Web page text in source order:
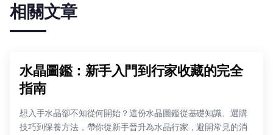
相關文章
水晶圖鑑：新手入門到行家收藏的完全
指南
想入手水晶卻不知從何開始？這份水晶圖鑑從基礎知識、選購
技巧到保養方法，帶你從新手晉升為水晶行家，避開常見的消